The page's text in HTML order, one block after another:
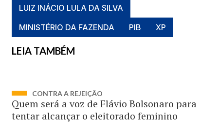
LUIZ INÁCIO LULA DA SILVA
MINISTÉRIO DA FAZENDA
PIB XP
LEIA TAMBÉM
CONTRA A REJEIÇÃO
Quem será a voz de Flávio Bolsonaro para
tentar alcançar o eleitorado feminino